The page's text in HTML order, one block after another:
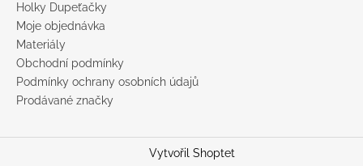
Holky Dupeťačky
Moje objednávka
Materiály
Obchodní podmínky
Podmínky ochrany osobních údajů
Prodávané značky
Vytvořil Shoptet